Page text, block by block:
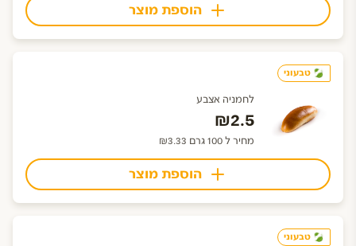
הוספת מוצר
טבעוני
לחמניה אצבע
₪2.5
מחיר ל 100 גרם ₪3.33
הוספת מוצר
טבעוני